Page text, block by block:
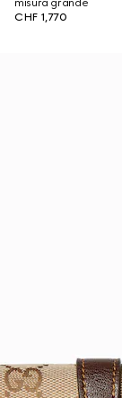
misura grande
CHF 1,770